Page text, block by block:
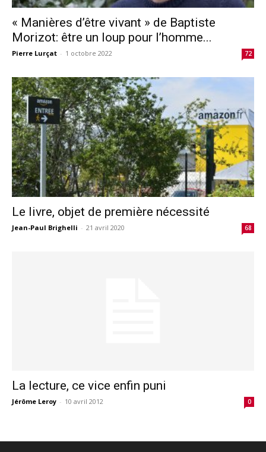
« Manières d’être vivant » de Baptiste
Morizot: être un loup pour l’homme...
Pierre Lurçat - 1 octobre 2022 72
Le livre, objet de première nécessité
Jean-Paul Brighelli - 21 avril 2020 68
La lecture, ce vice enfin puni
Jérôme Leroy - 10 avril 2012 0